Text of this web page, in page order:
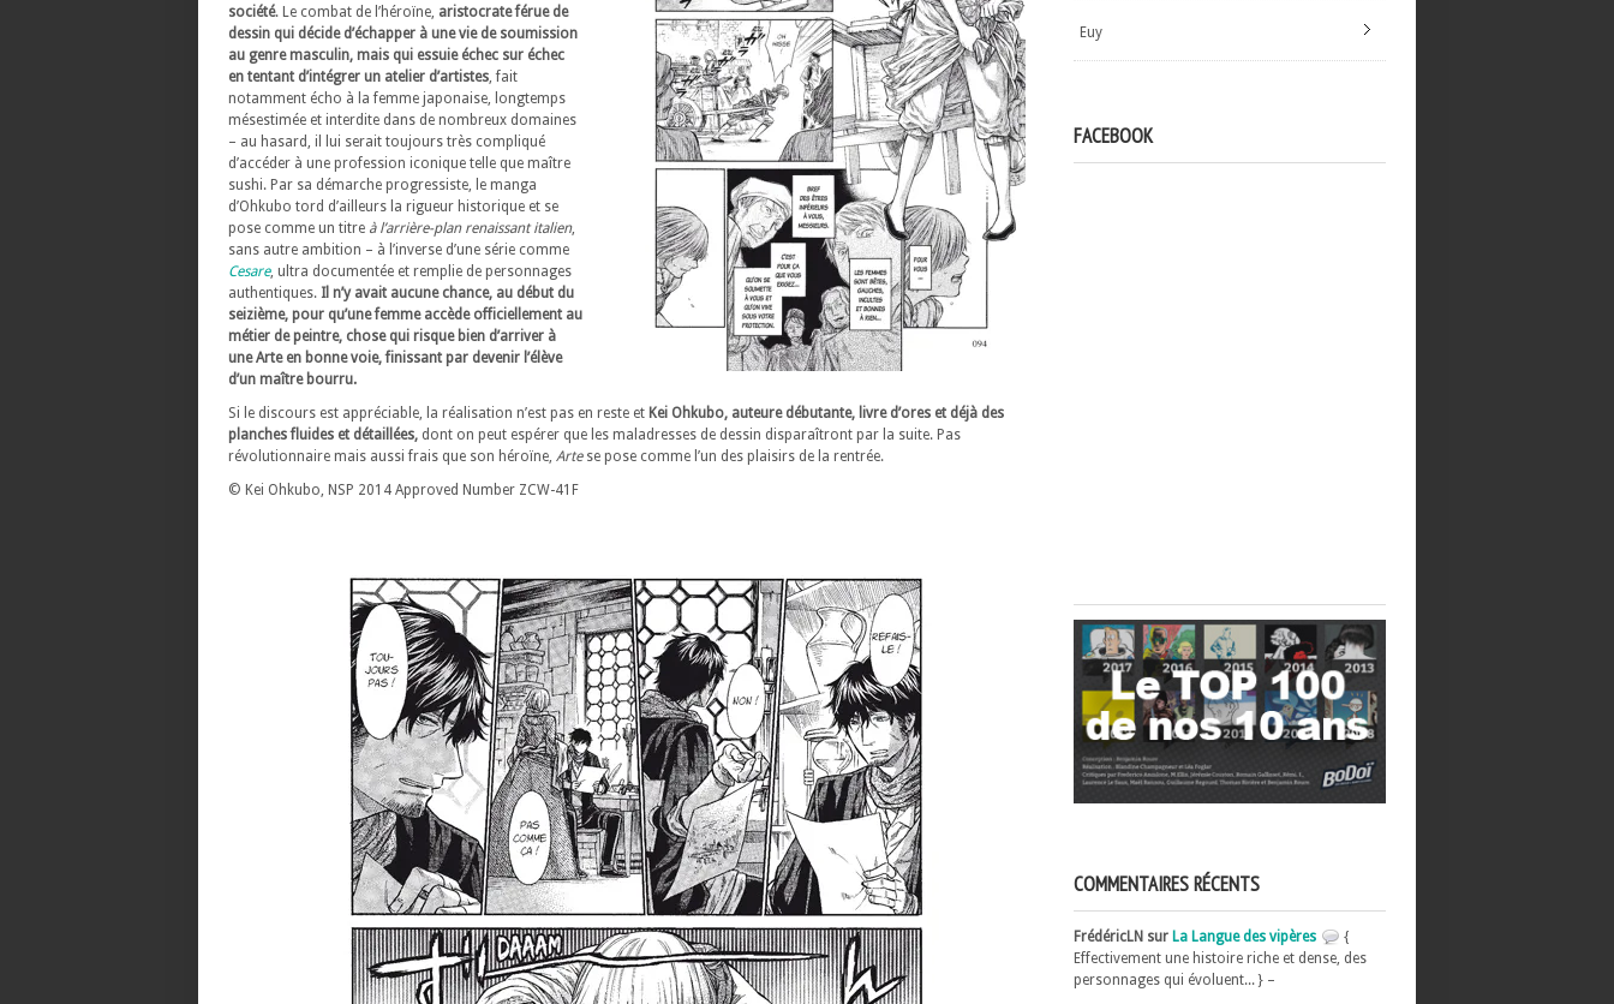
société. Le combat de l’héroïne, aristocrate férue de
dessin qui décide d’échapper à une vie de soumission
au genre masculin, mais qui essuie échec sur échec
en tentant d’intégrer un atelier d’artistes, fait
notamment écho à la femme japonaise, longtemps
mésestimée et interdite dans de nombreux domaines
– au hasard, il lui serait toujours très compliqué
d’accéder à une profession iconique telle que maître
sushi. Par sa démarche progressiste, le manga
d’Ohkubo tord d’ailleurs la rigueur historique et se
pose comme un titre à l’arrière-plan renaissant italien,
sans autre ambition – à l’inverse d’une série comme
Cesare, ultra documentée et remplie de personnages
authentiques. Il n’y avait aucune chance, au début du
seizième, pour qu’une femme accède officiellement au
métier de peintre, chose qui risque bien d’arriver à
une Arte en bonne voie, finissant par devenir l’élève
d’un maître bourru.
Si le discours est appréciable, la réalisation n’est pas en reste et Kei Ohkubo, auteure débutante, livre d’ores et déjà des
planches fluides et détaillées, dont on peut espérer que les maladresses de dessin disparaîtront par la suite. Pas
révolutionnaire mais aussi frais que son héroïne, Artese pose comme l’un des plaisirs de la rentrée.
© Kei Ohkubo, NSP 2014 Approved Number ZCW-41F
Euy
FACEBOOK
COMMENTAIRES RÉCENTS
FrédéricLN sur La Langue des vipères
{
Effectivement une histoire riche et dense, des
personnages qui évoluent... } –